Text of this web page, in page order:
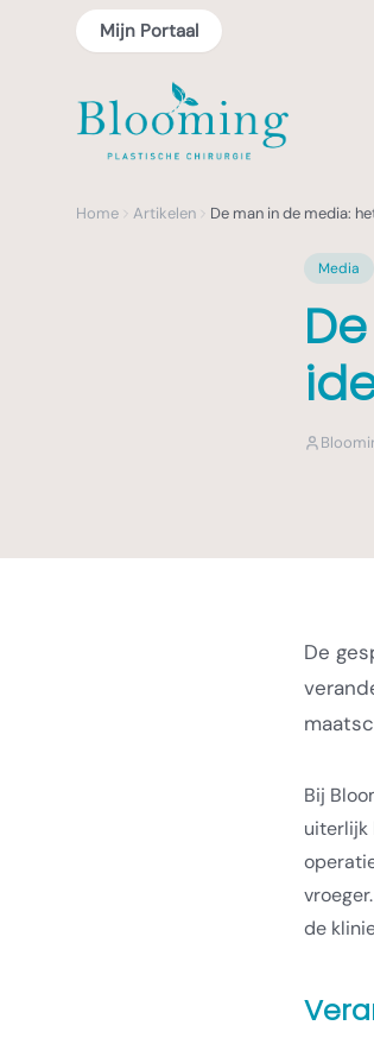
Mijn Portaal
Home Artikelen De man in de media:
Media
De
Bij
uiterlijk
de